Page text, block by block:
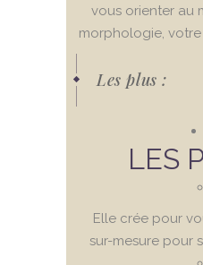
vous orienter au
morphologie, votre
Les plus :
LES
Elle crée pour
sur-mesure pour